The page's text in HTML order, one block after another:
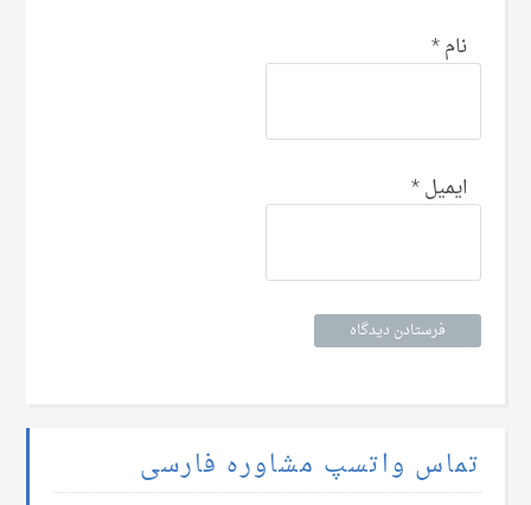
نام*
ایمیل*
تماس واتسپ مشاوره فارسی